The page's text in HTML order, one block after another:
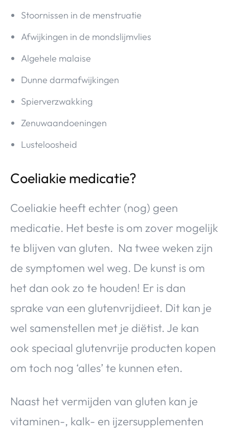
Stoornissen in de menstruatie
Afwijkingen in de mondslijmvlies
Algehele malaise
Dunne darmafwijkingen
Spierverzwakking
Zenuwaandoeningen
Lusteloosheid
Coeliakie medicatie?
Coeliakie heeft echter (nog) geen
medicatie. Het beste is om zover mogelijk
te blijven van gluten. Na twee weken zijn
de symptomen wel weg. De kunst is om
het dan ook zo te houden! Er is dan
sprake van een glutenvrijdieet. Dit kan je
wel samenstellen met je diëtist. Je kan
ook speciaal glutenvrije producten kopen
om toch nog ‘alles’ te kunnen eten.
Naast het vermijden van gluten kan je
vitaminen-, kalk- en ijzersupplementen